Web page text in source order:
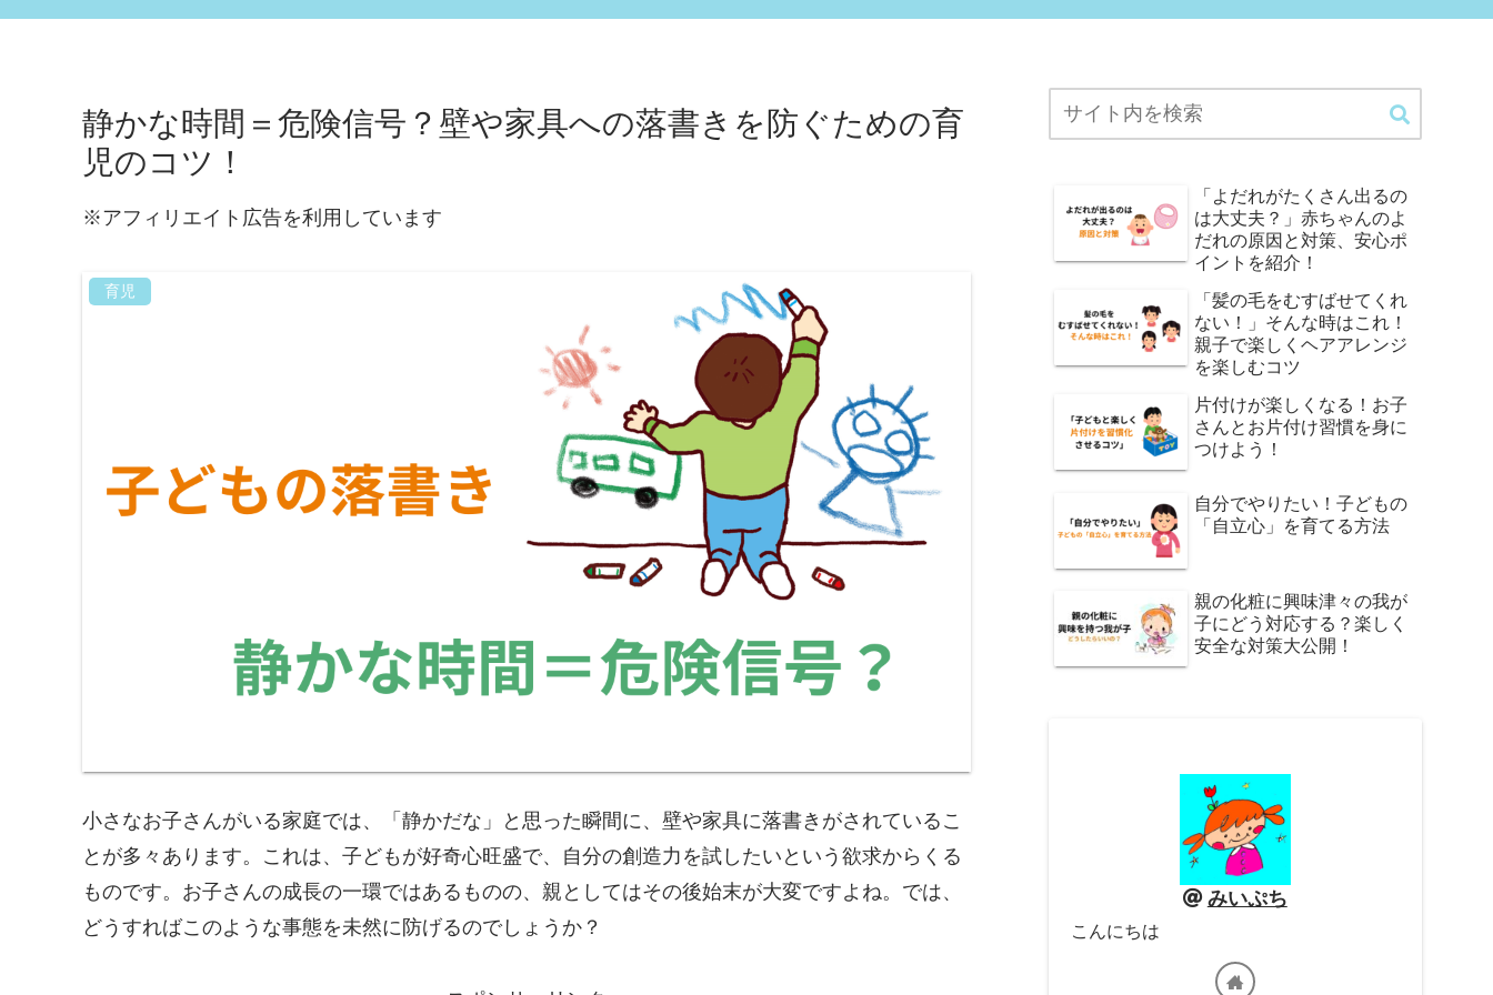
静かな時間＝危険信号？壁や家具への落書きを防ぐための育
児のコツ！
※アフィリエイト広告を利用しています
育児
小さなお子さんがいる家庭では、「静かだな」と思った瞬間に、壁や家具に落書きがされているこ
とが多々あります。これは、子どもが好奇心旺盛で、自分の創造力を試したいという欲求からくる
ものです。お子さんの成長の一環ではあるものの、親としてはその後始末が大変ですよね。では、
どうすればこのような事態を未然に防げるのでしょうか？
「よだれがたくさん出るの
は大丈夫？」赤ちゃんのよ
だれの原因と対策、安心ポ
イントを紹介！
「髪の毛をむすばせてくれ
ない！」そんな時はこれ！
親子で楽しくヘアアレンジ
を楽しむコツ
片付けが楽しくなる！お子
さんとお片付け習慣を身に
つけよう！
自分でやりたい！子どもの
「自立心」を育てる方法
親の化粧に興味津々の我が
子にどう対応する？楽しく
安全な対策大公開！
みいぷち
こんにちは